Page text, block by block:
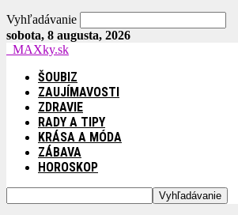
Vyhľadávanie
sobota, 8 augusta, 2026
MAXky.sk
ŠOUBIZ
ZAUJÍMAVOSTI
ZDRAVIE
RADY A TIPY
KRÁSA A MÓDA
ZÁBAVA
HOROSKOP